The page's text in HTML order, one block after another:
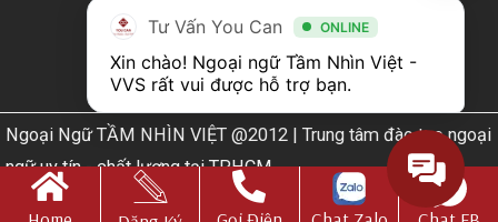
Ngoại Ngữ TẦM NHÌN VIỆT @2012 | Trung tâm đào tạo ngoại
ngữ uy tín - chất lượng tại TPHCM
Web Design by Nhà thiết kế website N.T.H DESIGN​
Tư Vấn You Can ONLINE
Xin chào! Ngoại ngữ Tầm Nhìn Việt -
VVS rất vui được hỗ trợ bạn.